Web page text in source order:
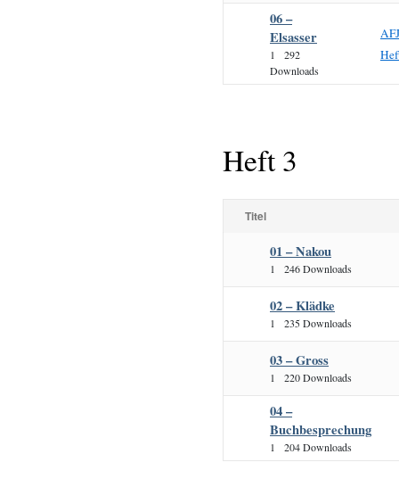
06 –
Elsasser
1
292
Downloads
Heft 3
Titel
01 – Nakou
1 246 Downloads
02 – Klädke
1 235 Downloads
03 – Gross
1 220 Downloads
04 –
Buchbesprechung
1 204 Downloads